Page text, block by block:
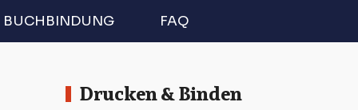
BUCHBINDUNG FAQ
Drucken & Binden